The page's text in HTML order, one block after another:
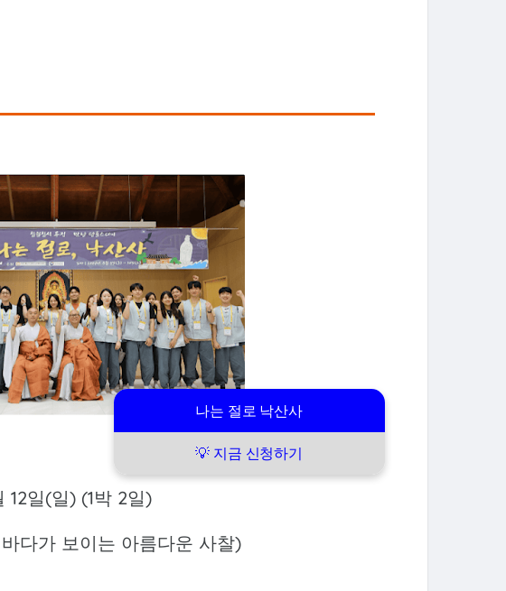
12일(일) (1박 2일)
다가 보이는 아름다운 사찰)
나는 절로 낙산사
💡 지금 신청하기